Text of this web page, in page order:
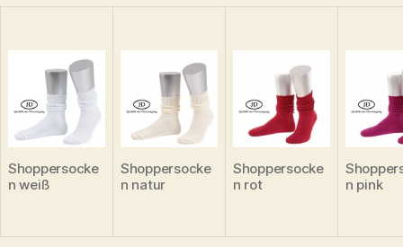
Shoppersocke
n weiß
Shoppersocke
n natur
Shoppersocke
n rot
n pink